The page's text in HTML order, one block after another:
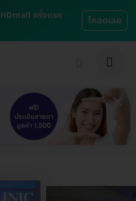
ครั้งแรก
โหลดเลย